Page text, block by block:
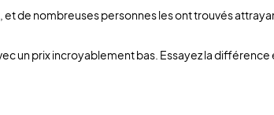
de nombreuses personnes les ont trouvés
un prix incroyablement bas. Essayez la différence